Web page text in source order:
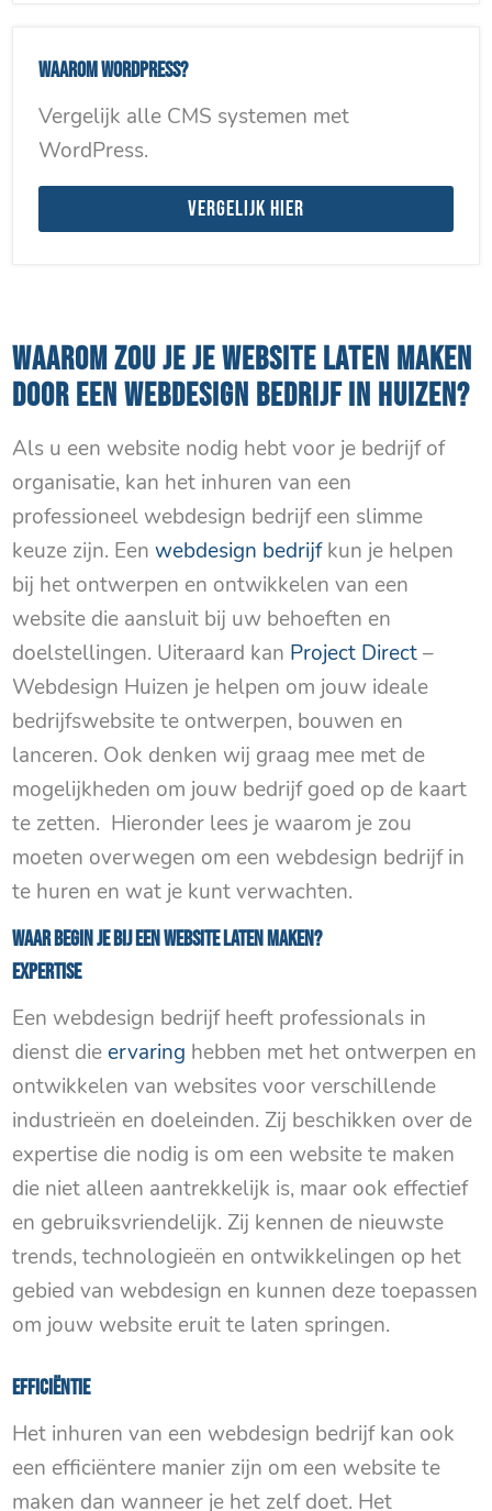
Waarom WordPress?
Vergelijk alle CMS systemen met
WordPress.
Vergelijk hier
WAAROM ZOU JE JE WEBSITE LATEN MAKEN
DOOR EEN WEBDESIGN BEDRIJF IN HUIZEN?
Als u een website nodig hebt voor je bedrijf of
organisatie, kan het inhuren van een
professioneel webdesign bedrijf een slimme
keuze zijn. Eenwebdesign bedrijfkun je helpen
bij het ontwerpen en ontwikkelen van een
website die aansluit bij uw behoeften en
doelstellingen. Uiteraard kan Project Direct–
Webdesign Huizen je helpen om jouw ideale
bedrijfswebsite te ontwerpen, bouwen en
lanceren. Ook denken wij graag mee met de
mogelijkheden om jouw bedrijf goed op de kaart
te zetten. Hieronder lees je waarom je zou
moeten overwegen om een ​​webdesign bedrijf in
te huren en wat je kunt verwachten.
Waar begin je bij een Website laten maken?
Expertise
Een webdesign bedrijf heeft professionals in
dienst die ervaring hebben met het ontwerpen en
ontwikkelen van websites voor verschillende
industrieën en doeleinden. Zij beschikken over de
expertise die nodig is om een ​​website te maken
die niet alleen aantrekkelijk is, maar ook effectief
en gebruiksvriendelijk. Zij kennen de nieuwste
trends, technologieën en ontwikkelingen op het
gebied van webdesign en kunnen deze toepassen
om jouw website eruit te laten springen.
Efficiëntie
Het inhuren van een webdesign bedrijf kan ook
een efficiëntere manier zijn om een ​​website te
maken dan wanneer je het zelf doet. Het